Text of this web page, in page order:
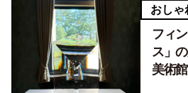
おしゃ
フィ
ス」
美術